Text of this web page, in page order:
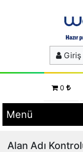
Giriş
0
Menü
Alan Adı